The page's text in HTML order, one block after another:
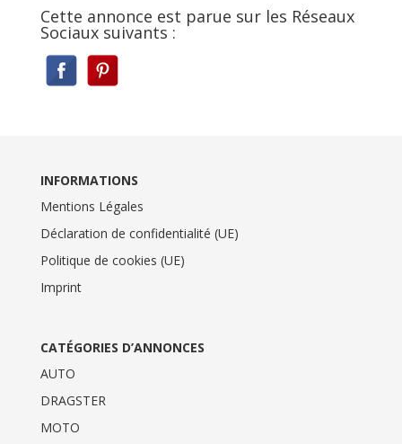
Cette annonce est parue sur les Réseaux
Sociaux suivants :
INFORMATIONS
Mentions Légales
Déclaration de confidentialité (UE)
Politique de cookies (UE)
Imprint
CATÉGORIES D’ANNONCES
AUTO
DRAGSTER
MOTO